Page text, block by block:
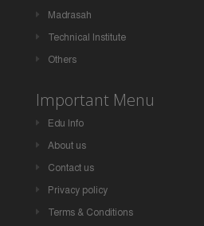
Madrasah
Technical Institute
Others
Important Menu
Edu Info
About us
Contact us
Privacy policy
Terms & Conditions